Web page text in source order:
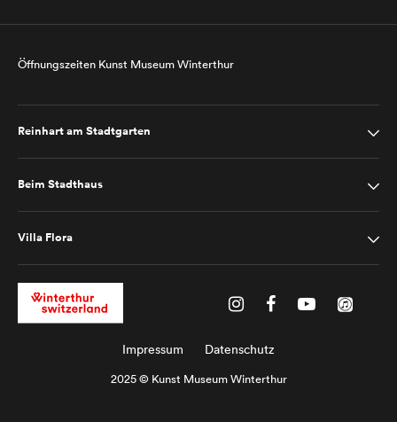
Öffnungszeiten Kunst Museum Winterthur
Reinhart am Stadtgarten
Beim Stadthaus
Villa Flora
Impressum Datenschutz
2025 © Kunst Museum Winterthur